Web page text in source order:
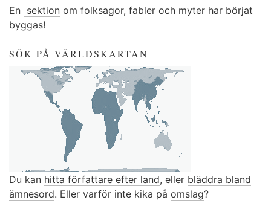
En sektion om folksagor, fabler och myter har börjat
byggas!
SÖK PÅ VÄRLDSKARTAN
Du kan hitta författare efter land, eller bläddra bland
ämnesord. Eller varför inte kika på omslag?